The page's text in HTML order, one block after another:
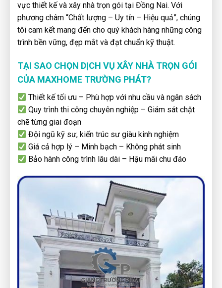
vực thiết kế và xây nhà trọn gói tại Đồng Nai. Với
phương châm “Chất lượng – Uy tín – Hiệu quả”, chúng
tôi cam kết mang đến cho quý khách hàng những công
trình bền vững, đẹp mắt và đạt chuẩn kỹ thuật.
TẠI SAO CHỌN DỊCH VỤ XÂY NHÀ TRỌN GÓI
CỦA MAXHOME TRƯỜNG PHÁT?
Thiết kế tối ưu – Phù hợp với nhu cầu và ngân sách
Quy trình thi công chuyên nghiệp – Giám sát chặt
chẽ từng giai đoạn
Đội ngũ kỹ sư, kiến trúc sư giàu kinh nghiệm
Giá cả hợp lý – Minh bạch – Không phát sinh
Bảo hành công trình lâu dài – Hậu mãi chu đáo